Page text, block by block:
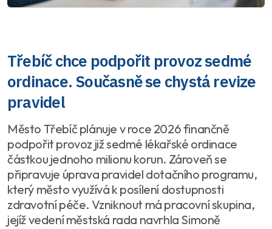
Třebíč chce podpořit provoz sedmé
ordinace. Současně se chystá revize
pravidel
Město Třebíč plánuje v roce 2026 finančně
podpořit provoz již sedmé lékařské ordinace
částkou jednoho milionu korun. Zároveň se
připravuje úprava pravidel dotačního programu,
který město využívá k posílení dostupnosti
zdravotní péče. Vzniknout má pracovní skupina,
jejíž vedení městská rada navrhla Simoně